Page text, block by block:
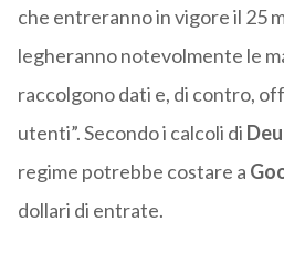
che entreranno in vigore il 25
legheranno notevolmente le
raccolgono dati e, di contro,
utenti”. Secondo i calcoli di
regime potrebbe costare a
dollari di entrate.